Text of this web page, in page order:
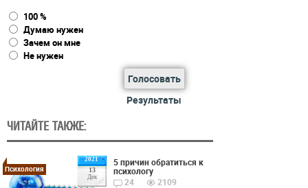
100 %
Думаю нужен
Зачем он мне
Не нужен
Голосовать
Результаты
ЧИТАЙТЕ ТАКЖЕ:
2021
13
Дек
Психология
5 причин обратиться к
психологу
24
2109